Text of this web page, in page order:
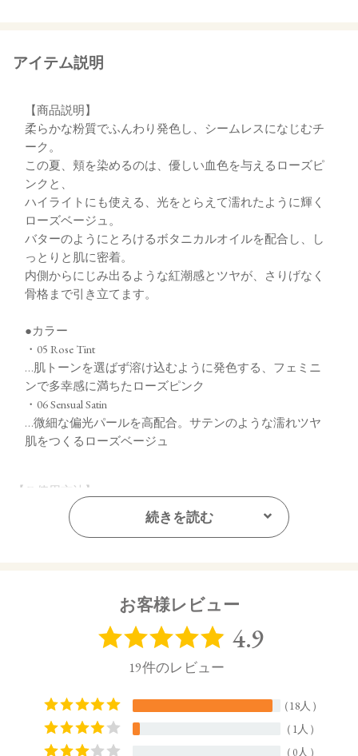
アイテム説明
【商品説明】
柔らかな粉質でふんわり発色し、シームレスになじむチ
ーク。
この夏、頬を染めるのは、優しい血色を与えるローズピ
ンクと、
ハイライトにも使える、光をとらえて濡れたように輝く
ローズベージュ。
バターのようにとろけるボタニカルオイルを配合し、し
っとりと肌に密着。
内側からにじみ出るような紅潮感とツヤが、さりげなく
骨格まで引き立てます。
●カラー
・05 Rose Tint
…肌トーンを選ばず溶け込むように発色する、フェミニ
ンで多幸感に満ちたローズピンク
・06 Sensual Satin
…微細な偏光パールを高配合。サテンのような濡れツヤ
肌をつくるローズベージュ
【ご使用方法】
お手持ちのブラシで適量をとり、頬にぼかします。
油、トリ（カプリル酸／カプリン酸／ミリスチン酸／ステア
リン酸）グリセリル、シリカ、ラウロイルリシン、セスキイ
ソステアリン酸ソルビタン、ジステアリン酸Al、デヒドロ酢
続きを読む
お客様レビュー